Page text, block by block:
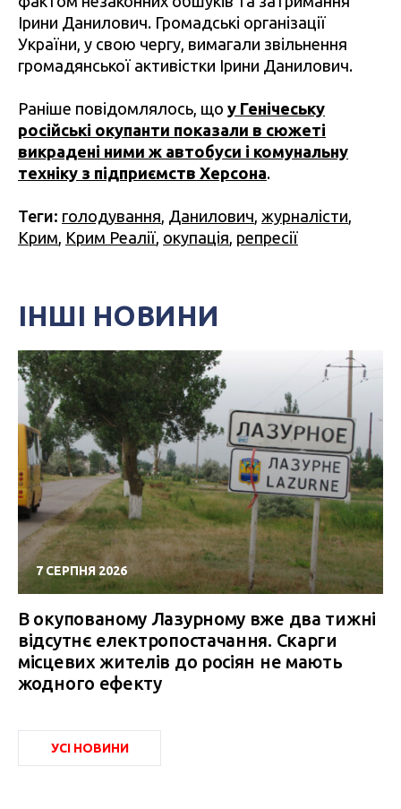
Ірини Данилович. Громадські організації
України, у свою чергу, вимагали звільнення
громадянської активістки Ірини Данилович.
Раніше повідомлялось, що у Генічеську
російські окупанти показали в сюжеті
викрадені ними ж автобуси і комунальну
техніку з підприємств Херсона.
Теги: голодування, Данилович, журналісти,
Крим, Крим Реалії, окупація, репресії
ІНШІ НОВИНИ
7 СЕРПНЯ 2026
В окупованому Лазурному вже два тижні
відсутнє електропостачання. Скарги
місцевих жителів до росіян не мають
жодного ефекту
УСІ НОВИНИ